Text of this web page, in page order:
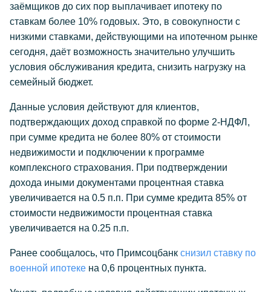
заёмщиков до сих пор выплачивает ипотеку по
ставкам более 10% годовых. Это, в совокупности с
низкими ставками, действующими на ипотечном рынке
сегодня, даёт возможность значительно улучшить
условия обслуживания кредита, снизить нагрузку на
семейный бюджет.
Данные условия действуют для клиентов,
подтверждающих доход справкой по форме 2-НДФЛ,
при сумме кредита не более 80% от стоимости
недвижимости и подключении к программе
комплексного страхования. При подтверждении
дохода иными документами процентная ставка
увеличивается на 0.5 п.п. При сумме кредита 85% от
стоимости недвижимости процентная ставка
увеличивается на 0.25 п.п.
Ранее сообщалось, что Примсоцбанк снизил ставку по
военной ипотеке на 0,6 процентных пункта.